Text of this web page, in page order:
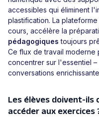
accessibles qui éliminent
plastification. La
cours, accélère la
pédagogiques toujours
Ce flux de travail moderne
concentrer sur l'essentiel
conversations
Les élèves doivent-ils
accéder aux exercices